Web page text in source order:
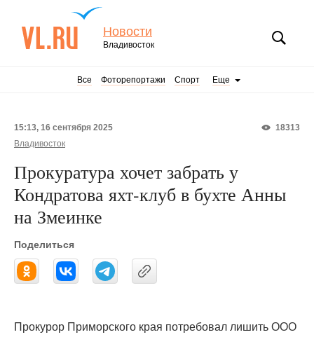
Новости
Владивосток
Все Фоторепортажи Спорт Еще
18313
15:13, 16 сентября 2025
Владивосток
Прокуратура хочет забрать у
Кондратова яхт-клуб в бухте Анны
на Змеинке
Поделиться
Прокурор Приморского края потребовал лишить ООО